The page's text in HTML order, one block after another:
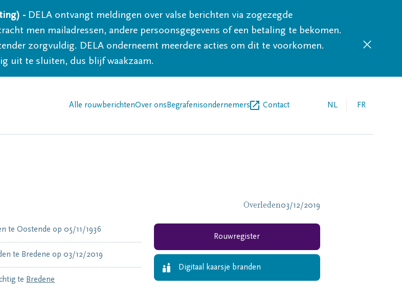
- DELA ontvangt meldingen over valse berichten via zogezegde
men mailadressen, andere persoonsgegevens of een betaling te bekomen.
zorgvuldig. DELA onderneemt meerdere acties om dit te voorkomen.
uit te sluiten, dus blijf waakzaam.
Alle rouwberichtenOver ons Begrafenisondernemers Contact NL FR
Overleden03/12/2019
te Oostende op 05/11/1936
te Bredene op 03/12/2019
te Bredene
Rouwregister
Digitaal kaarsje branden